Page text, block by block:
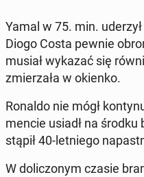
Yamal w 75. min.
Diogo Costa pewnie
musiał wykazać się
zmie­rza­ła w okienko.
Ronaldo nie mógł
men­cie usiadł na
stą­pił 40-let­nie­go
W do­li­czo­nym czasie